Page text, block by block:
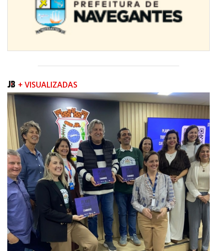
08/08/2026 | 07:00
Teatro Bruno Nitz terá concerto “Rock ao Piano” neste sábado
BALNEÁRIO CAMBORIÚ
+ VISUALIZADAS